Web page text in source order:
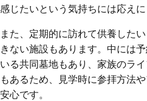
感じたいという気持ちには応え
また、定期的に訪れて供養した
きない施設もあります。中には
いる共同墓地もあり、家族のラ
もあるため、見学時に参拝方法
安心です。